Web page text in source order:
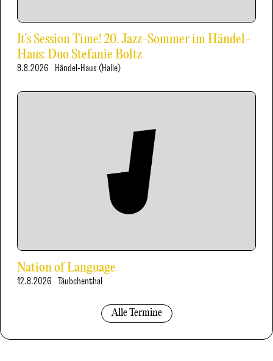
It’s Session Time! 20. Jazz-Sommer im Händel-
Haus: Duo Stefanie Boltz
8.8.2026 Händel-Haus (Halle)
Nation of Language
12.8.2026 Täubchenthal
Alle Termine